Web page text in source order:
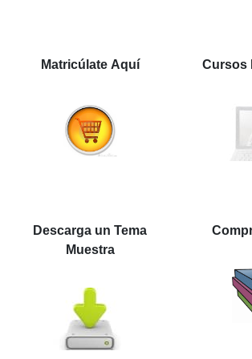
Matricúlate Aquí Cursos
Descarga un Tema
Muestra